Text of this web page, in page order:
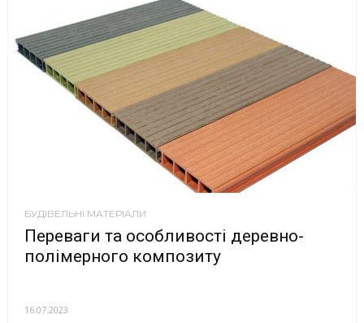
БУДІВЕЛЬНІ МАТЕРІАЛИ
Переваги та особливості деревно-
полімерного композиту
16.07.2023